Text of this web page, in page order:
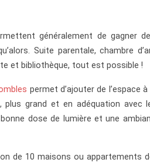
généralement de gagner
Suite parentale, chambre
et bibliothèque, tout est possible !
permet d’ajouter de l’espace
plus grand et en adéquation avec
dose de lumière et une
de 10 maisons ou appartements